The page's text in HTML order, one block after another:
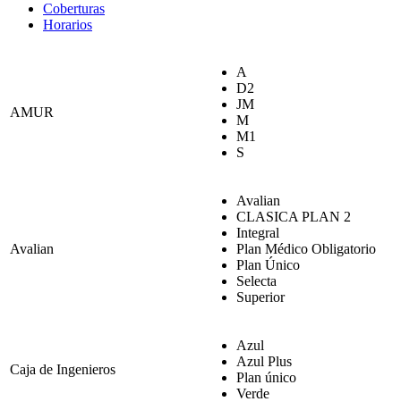
Coberturas
Horarios
AMUR
A
D2
JM
M
M1
S
Avalian
Avalian
CLASICA PLAN 2
Integral
Plan Médico Obligatorio
Plan Único
Selecta
Superior
Caja de Ingenieros
Azul
Azul Plus
Plan único
Verde